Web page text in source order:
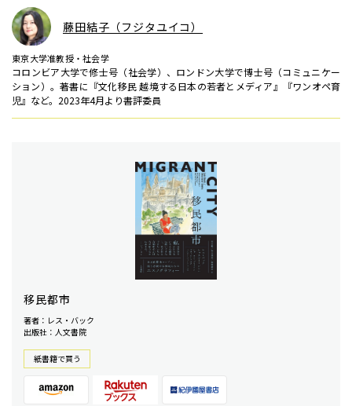
藤田結子（フジタユイコ）
東京大学准教授・社会学
コロンビア大学で修士号（社会学）、ロンドン大学で博士号（コミュニケー
ション）。著書に『文化移民 越境する日本の若者とメディア』『ワンオペ育
児』など。2023年4月より書評委員
移民都市
著者：レス・バック
出版社：人文書院
紙書籍で買う